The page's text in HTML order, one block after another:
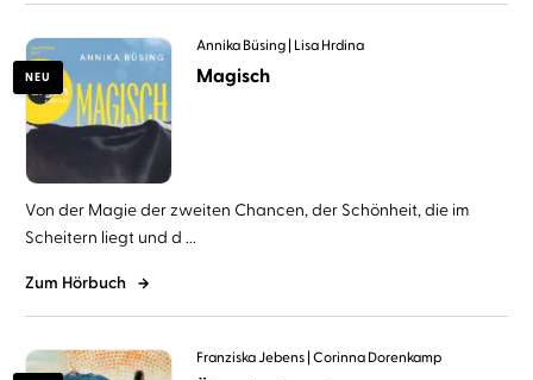
NEU
Annika Büsing Lisa Hrdina
Magisch
Von der Magie der zweiten Chancen, der Schönheit, die im
Scheitern liegt und d ...
Zum Hörbuch
Franziska Jebens Corinna Dorenkamp